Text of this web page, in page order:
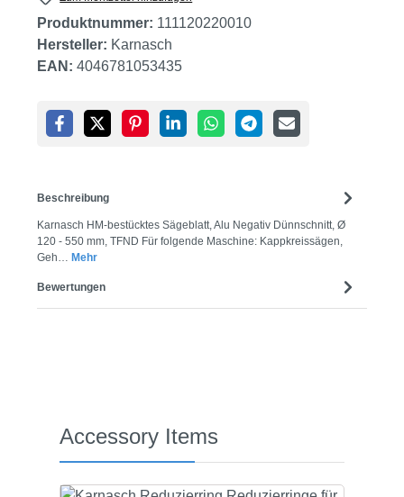
Produktnummer: 111120220010
Hersteller: Karnasch
EAN: 4046781053435
Beschreibung
Karnasch HM-bestücktes Sägeblatt, Alu Negativ Dünnschnitt, Ø
120 - 550 mm, TFND Für folgende Maschine: Kappkreissägen,
Geh… Mehr
Bewertungen
Produktgalerie überspringen
Accessory Items